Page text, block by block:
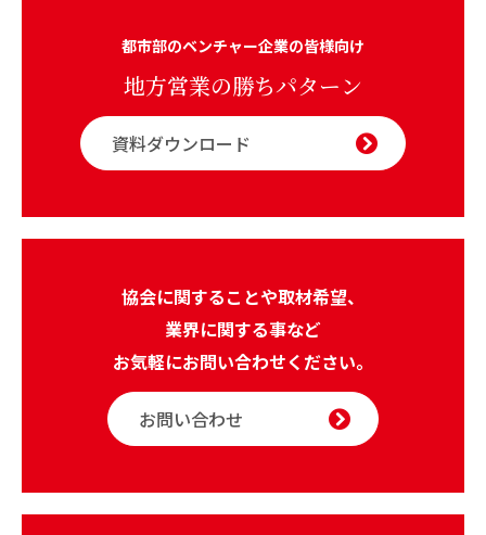
都市部のベンチャー企業の皆様向け
地方営業の勝ちパターン
資料ダウンロード
協会に関することや取材希望、
業界に関する事など
お気軽にお問い合わせください。
お問い合わせ